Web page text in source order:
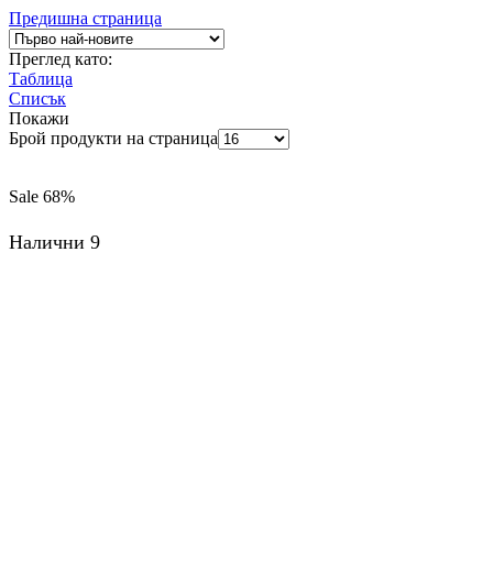
Предишна страница
Преглед като:
Таблица
Списък
Покажи
Брой продукти на страница
Sale 68%
Налични 9